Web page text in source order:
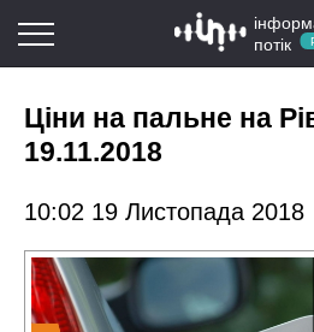
потік
Ціни на пальне на
19.11.2018
10:02 19 Листопада 2018